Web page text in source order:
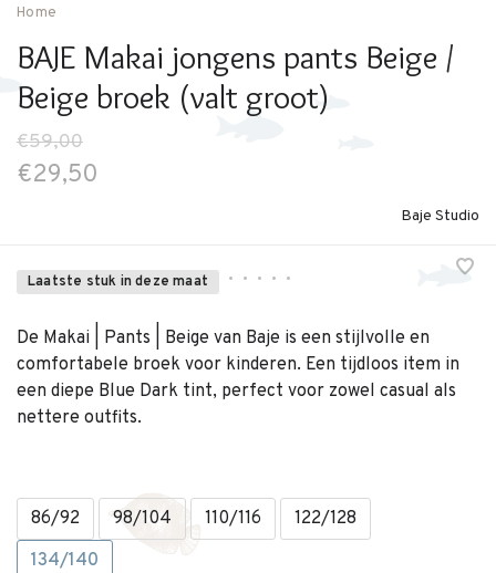
Home
BAJE Makai jongens pants Beige /
Beige broek (valt groot)
€59,00
€29,50
Baje Studio
Laatste stuk in deze maat • • • • •
De Makai | Pants | Beige van Baje is een stijlvolle en
comfortabele broek voor kinderen. Een tijdloos item in
een diepe Blue Dark tint, perfect voor zowel casual als
nettere outfits.
86/92 98/104 110/116
122/128
134/140